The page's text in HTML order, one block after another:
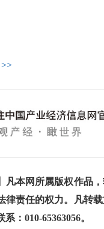
本网所属版权作品，
律责任的权力。凡转
：010-65363056。